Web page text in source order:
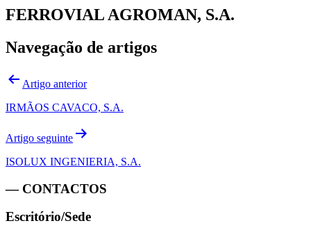
FERROVIAL AGROMAN, S.A.
Navegação de artigos
Artigo anterior
IRMÃOS CAVACO, S.A.
Artigo seguinte
ISOLUX INGENIERIA, S.A.
— CONTACTOS
Escritório/Sede